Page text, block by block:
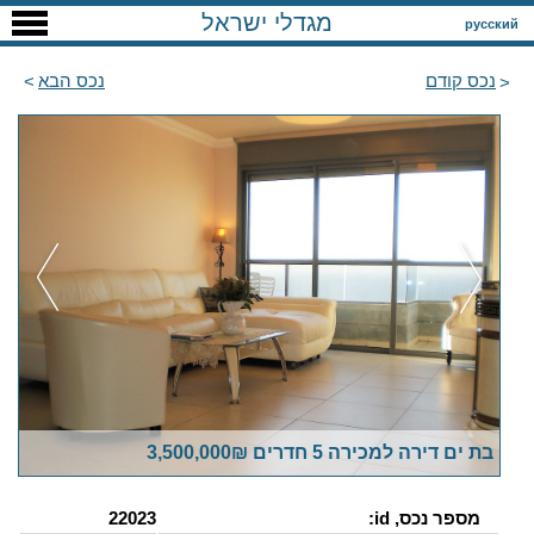
русский מגדלי ישראל
נכס קודם נכס הבא
בת ים דירה למכירה 5 חדרים 3,500,000₪
מספר נכס, id:
22023